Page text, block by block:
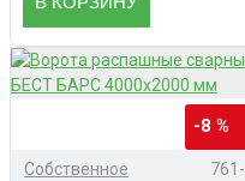
-8 %
Собственное
761-